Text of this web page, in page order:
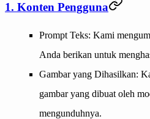
1. Konten Pengguna
Prompt Teks: Kami
Anda berikan untuk
Gambar yang Dihasilkan:
gambar yang dibuat oleh
mengunduhnya.